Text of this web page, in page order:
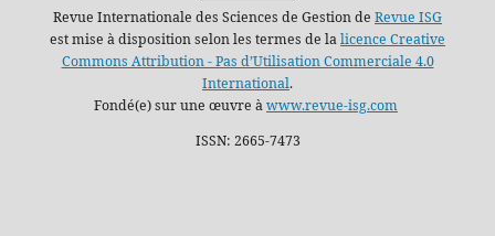
Revue Internationale des Sciences de Gestion de Revue ISG
est mise à disposition selon les termes de lalicence Creative
Commons Attribution - Pas d’Utilisation Commerciale 4.0
International.
Fondé(e) sur une œuvre àwww.revue-isg.com
ISSN: 2665-7473